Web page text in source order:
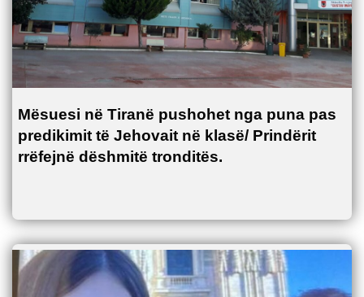
Mësuesi në Tiranë pushohet nga puna pas
predikimit të Jehovait në klasë/ Prindërit
rrëfejnë dëshmitë tronditës.